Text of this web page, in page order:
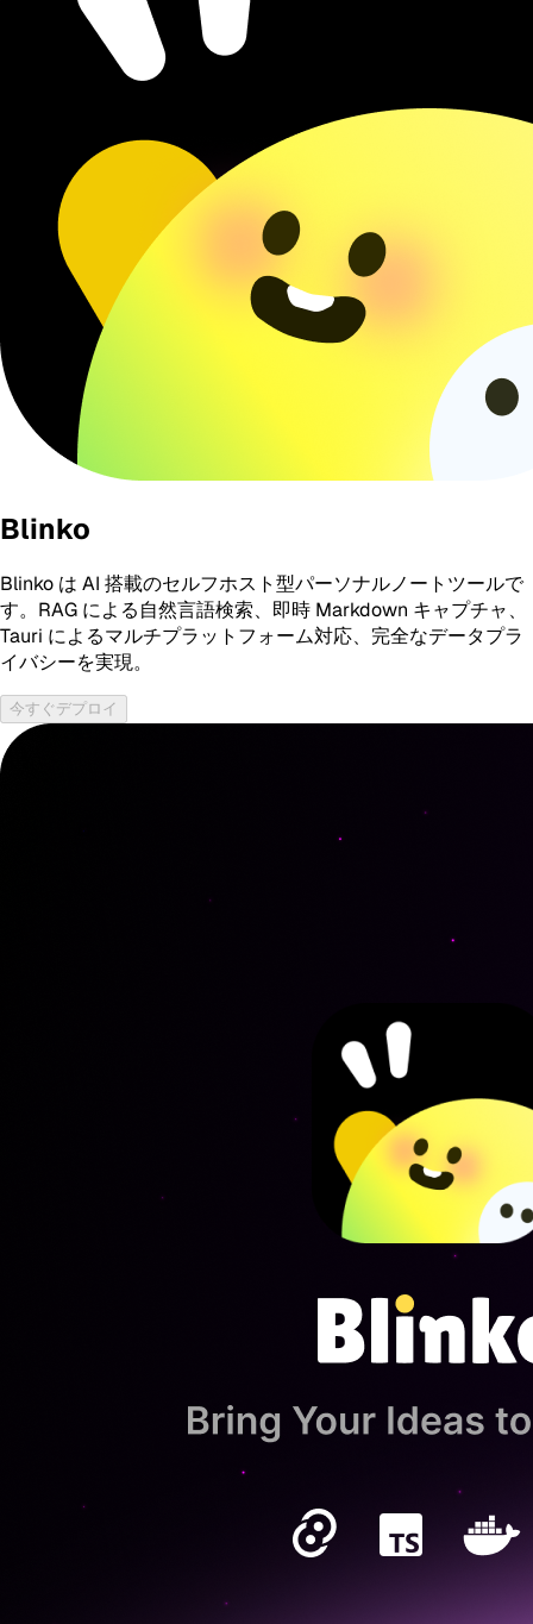
Blinko
Blinko は AI 搭載のセルフホスト型パーソナルノートツールで
す。RAG による自然言語検索、即時 Markdown キャプチャ、
Tauri によるマルチプラットフォーム対応、完全なデータプラ
イバシーを実現。
今すぐデプロイ